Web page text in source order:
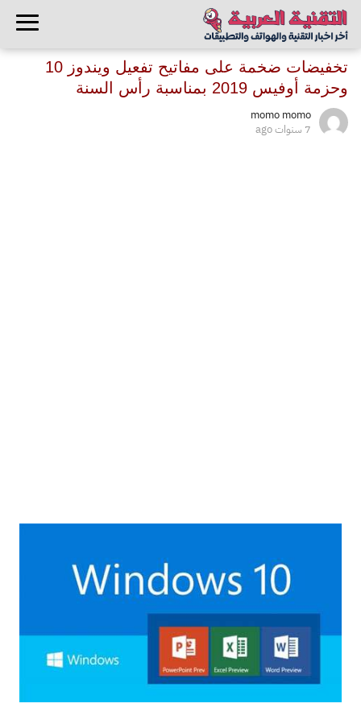
تخفيضات ضخمة على مفاتيح تفعيل ويندوز 10
وحزمة أوفيس 2019 بمناسبة رأس السنة
momo momo
7 سنوات ago